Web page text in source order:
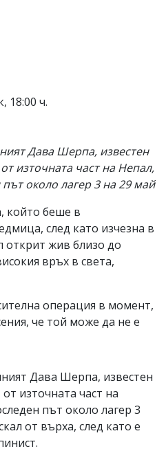
18:00 ч.
Дава Шерпа, известен
източната част на Непал,
около лагер 3 на 29 май
който беше в
след като изчезна в
открит жив близо до
връх в света,
операция в момент,
че той може да не е
Дава Шерпа, известен
източната част на
път около лагер 3
от върха, след като е